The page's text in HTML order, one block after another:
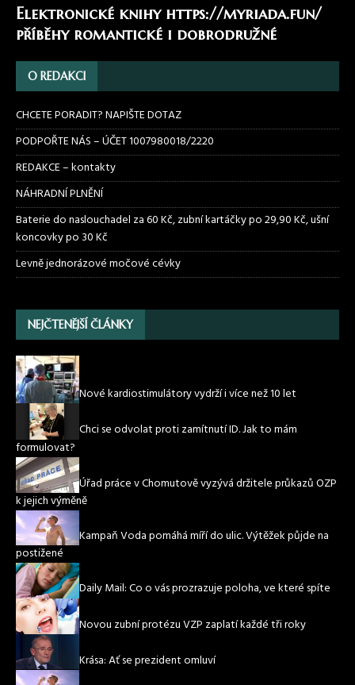
Elektronické knihy https://myriada.fun/
příběhy romantické i dobrodružné
O REDAKCI
CHCETE PORADIT? NAPIŠTE DOTAZ
PODPOŘTE NÁS – ÚČET 1007980018/2220
REDAKCE – kontakty
NÁHRADNÍ PLNĚNÍ
Baterie do naslouchadel za 60 Kč, zubní kartáčky po 29,90 Kč, ušní
koncovky po 30 Kč
Levně jednorázové močové cévky
NEJČTENĚJŠÍ ČLÁNKY
Nové kardiostimulátory vydrží i více než 10 let
Chci se odvolat proti zamítnutí ID. Jak to mám
formulovat?
Úřad práce v Chomutově vyzývá držitele průkazů OZP
k jejich výměně
Kampaň Voda pomáhá míří do ulic. Výtěžek půjde na
postižené
Daily Mail: Co o vás prozrazuje poloha, ve které spíte
Novou zubní protézu VZP zaplatí každé tři roky
Krása: Ať se prezident omluví